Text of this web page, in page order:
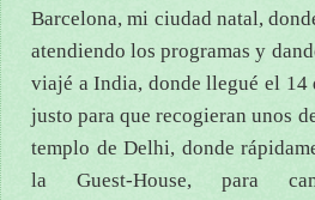
Barcelona, mi ciudad natal,
atendiendo los programas y
viajé a India, donde llegué el 14
justo para que recogieran unos
templo de Delhi, donde
la Guest-House, para